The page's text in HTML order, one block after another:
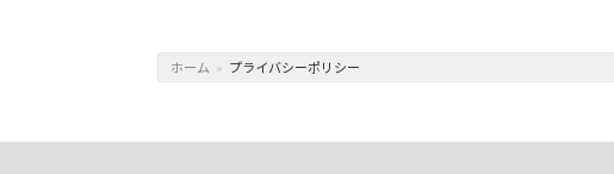
ホーム » プライバシーポリシー